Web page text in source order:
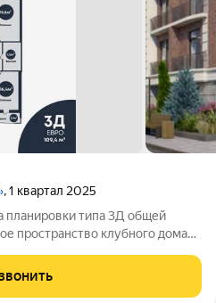
, 1 квартал 2025
планировки типа 3Д общей
пространство клубного дома
Детские площадки Зона